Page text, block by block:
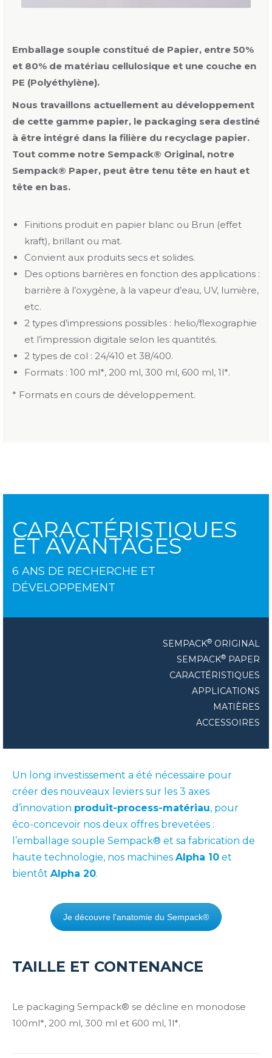
Emballage souple constitué de Papier, entre 50%
et 80% de matériau cellulosique et une couche en
PE (Polyéthylène).
Nous travaillons actuellement au développement
de cette gamme papier, le packaging sera destiné
à être intégré dans la filière du recyclage papier.
Tout comme notre Sempack® Original, notre
Sempack® Paper, peut être tenu tête en haut et
tête en bas.
Finitions produit en papier blanc ou Brun (effet
kraft), brillant ou mat.
Convient aux produits secs et solides.
Des options barrières en fonction des applications :
barrière à l’oxygène, à la vapeur d’eau, UV, lumière,
etc.
2 types d’impressions possibles : helio/flexographie
et l’impression digitale selon les quantités.
2 types de col : 24/410 et 38/400.
Formats : 100 ml*, 200 ml, 300 ml, 600 ml, 1l*.
* Formats en cours de développement.
CARACTÉRISTIQUES
ET AVANTAGES
6 ANS DE RECHERCHE ET
DÉVELOPPEMENT
SEMPACK® ORIGINAL
SEMPACK® PAPER
CARACTÉRISTIQUES
APPLICATIONS
MATIÈRES
ACCESSOIRES
Un long investissement a été nécessaire pour
créer des nouveaux leviers sur les 3 axes
d’innovation produit-process-matériau, pour
éco-concevoir nos deux offres brevetées :
l’emballage souple Sempack® et sa fabrication de
haute technologie, nos machines Alpha 10 et
bientôt Alpha 20.
Je découvre l'anatomie du Sempack®
TAILLE ET CONTENANCE
Le packaging Sempack® se décline en monodose
100ml*, 200 ml, 300 ml et 600 ml, 1l*.